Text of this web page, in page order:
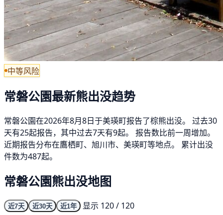
中等风险
常磐公園最新熊出没趋势
常磐公園在2026年8月8日于美瑛町报告了棕熊出没。 过去30
天有25起报告，其中过去7天有9起。 报告数比前一周增加。
近期报告分布在鷹栖町、旭川市、美瑛町等地点。 累计出没
件数为487起。
常磐公園熊出没地图
近7天 近30天 近1年
显示 120 / 120